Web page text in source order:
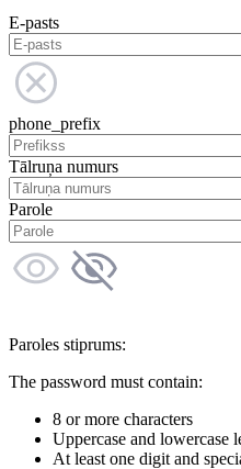
E-pasts
phone_prefix
Tālruņa numurs
Parole
Paroles stiprums:
The password must contain:
8 or more characters
Uppercase and lowercase
At least one digit and